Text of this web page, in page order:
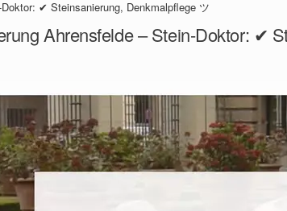
✔ Steinsanierung, Denkmalpflege ツ
Ahrensfelde – Stein-Doktor: ✔